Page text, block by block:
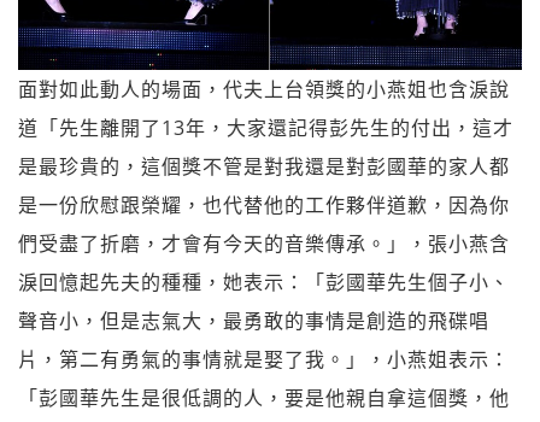
面對如此動人的場面，代夫上台領獎的小燕姐也含淚說
道「先生離開了13年，大家還記得彭先生的付出，這才
是最珍貴的，這個獎不管是對我還是對彭國華的家人都
是一份欣慰跟榮耀，也代替他的工作夥伴道歉，因為你
們受盡了折磨，才會有今天的音樂傳承。」，張小燕含
淚回憶起先夫的種種，她表示：「彭國華先生個子小、
聲音小，但是志氣大，最勇敢的事情是創造的飛碟唱
片，第二有勇氣的事情就是娶了我。」，小燕姐表示：
「彭國華先生是很低調的人，要是他親自拿這個獎，他